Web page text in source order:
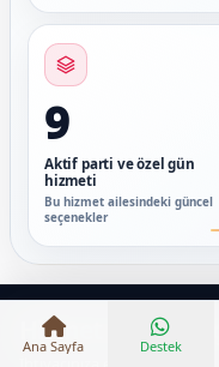
9
Aktif parti ve özel gün
hizmeti
Bu hizmet ailesindeki güncel
seçenekler
Hizmet almanız
Ana Sayfa Destek